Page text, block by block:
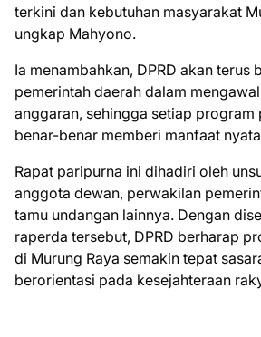
terkini dan kebutuhan masyarakat
ungkap Mahyono.
Ia menambahkan, DPRD akan terus
pemerintah daerah dalam
anggaran, sehingga setiap program
benar-benar memberi manfaat
Rapat paripurna ini dihadiri oleh
anggota dewan, perwakilan
tamu undangan lainnya. Dengan
raperda tersebut, DPRD berharap
di Murung Raya semakin tepat
berorientasi pada kesejahteraan